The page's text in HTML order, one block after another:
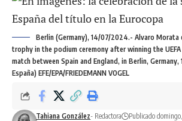
Berlin (Germany), 14/07/2024.- Alvaro
trophy in the podium ceremony after winning the
match between Spain and England, in Berlin, Germany,
España) EFE/EPA/FRIEDEMANN VOGEL
Tahiana González- Redactora Publicado